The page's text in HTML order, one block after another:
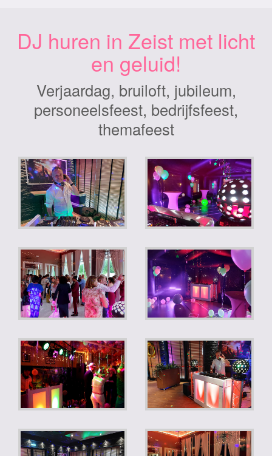
DJ huren in Zeist met licht
en geluid!
Verjaardag, bruiloft, jubileum,
personeelsfeest, bedrijfsfeest,
themafeest